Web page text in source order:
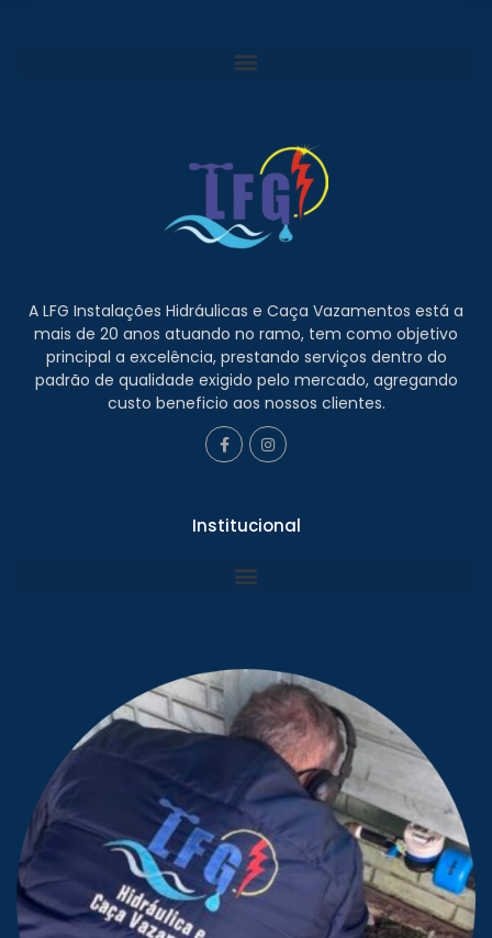
A LFG Instalações Hidráulicas e Caça Vazamentos está a
mais de 20 anos atuando no ramo, tem como objetivo
principal a excelência, prestando serviços dentro do
padrão de qualidade exigido pelo mercado, agregando
custo beneficio aos nossos clientes.
Institucional